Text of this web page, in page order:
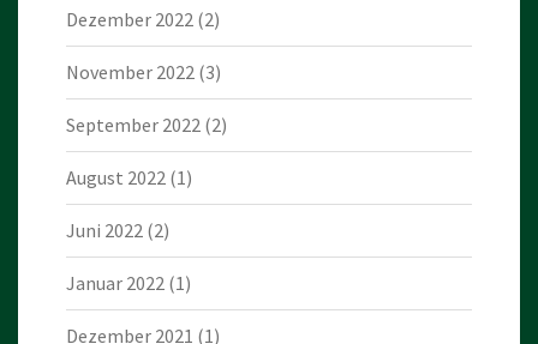
Dezember 2022 (2)
November 2022 (3)
September 2022 (2)
August 2022 (1)
Juni 2022 (2)
Januar 2022 (1)
Dezember 2021 (1)